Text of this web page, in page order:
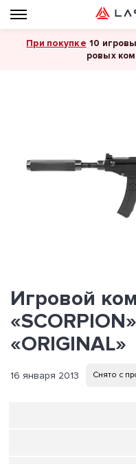
При покупке 10
ровых
Игровой
«ORIGINAL»
16 января 2013 Снято с